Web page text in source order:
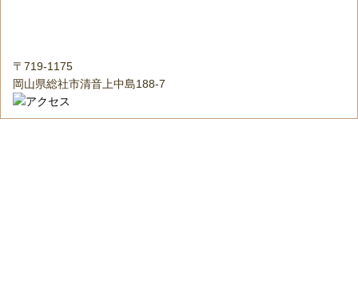
〒719-1175
岡山県総社市清音上中島188-7